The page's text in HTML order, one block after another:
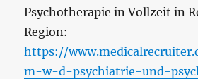
Psychotherapie in Vollzeit in
Region:
https://
m-w-d-psychiatrie-und-